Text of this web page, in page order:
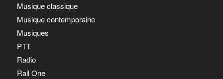
Musique classique
Musique contemporaine
Musiques
PTT
Radio
Rail One